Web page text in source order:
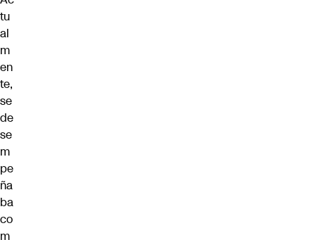
tu
al
m
en
te,
se
de
se
m
pe
ña
ba
co
m